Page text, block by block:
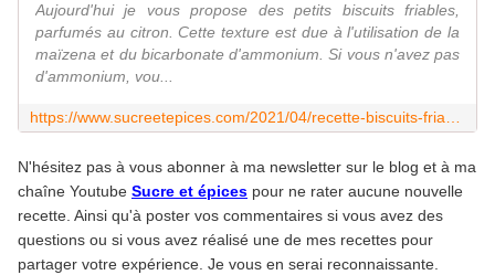
Aujourd'hui je vous propose des petits biscuits friables,
parfumés au citron. Cette texture est due à l'utilisation de la
maïzena et du bicarbonate d'ammonium. Si vous n'avez pas
d'ammonium, vou...
N'hésitez pas à vous abonner à ma newsletter sur le blog et à ma
chaîne Youtube Sucre et épices pour ne rater aucune nouvelle
recette. Ainsi qu'à poster vos commentaires si vous avez des
questions ou si vous avez réalisé une de mes recettes pour
partager votre expérience. Je vous en serai reconnaissante.